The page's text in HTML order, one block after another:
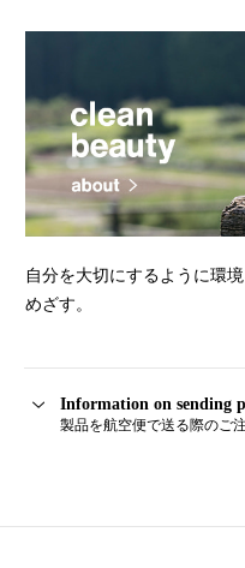
自分を大切にするように環
めざす。
Information on sending
製品を航空便で送る際のご